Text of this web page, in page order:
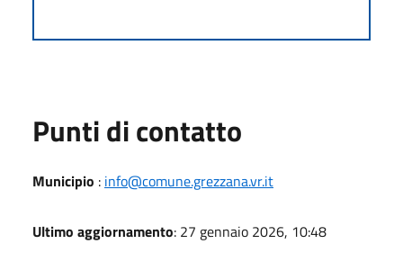
Punti di contatto
Municipio : info@comune.grezzana.vr.it
Ultimo aggiornamento: 27 gennaio 2026, 10:48